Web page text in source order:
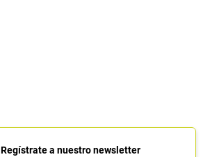
Regístrate a nuestro newsletter